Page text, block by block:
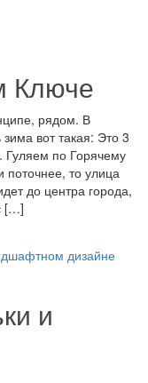
Ключе
рядом. В
вот такая: Это 3
Гуляем по Горячему
то улица
до центра города,
[…]
и